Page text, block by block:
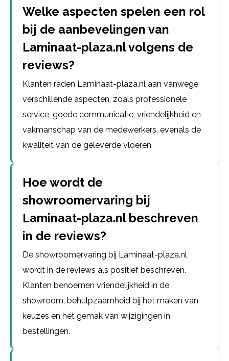
Welke aspecten spelen een rol
bij de aanbevelingen van
Laminaat-plaza.nl volgens de
reviews?
Klanten raden Laminaat-plaza.nl aan vanwege
verschillende aspecten, zoals professionele
service, goede communicatie, vriendelijkheid en
vakmanschap van de medewerkers, evenals de
kwaliteit van de geleverde vloeren.
Hoe wordt de
showroomervaring bij
Laminaat-plaza.nl beschreven
in de reviews?
De showroomervaring bij Laminaat-plaza.nl
wordt in de reviews als positief beschreven.
Klanten benoemen vriendelijkheid in de
showroom, behulpzaamheid bij het maken van
keuzes en het gemak van wijzigingen in
bestellingen.